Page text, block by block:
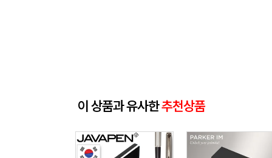
이 상품과 유사한추천상품